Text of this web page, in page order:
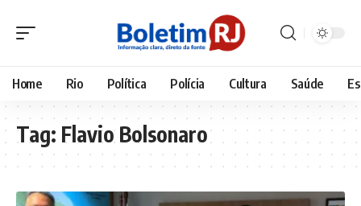
Home Rio Política Polícia Cultura Saúde
Tag: Flavio Bolsonaro